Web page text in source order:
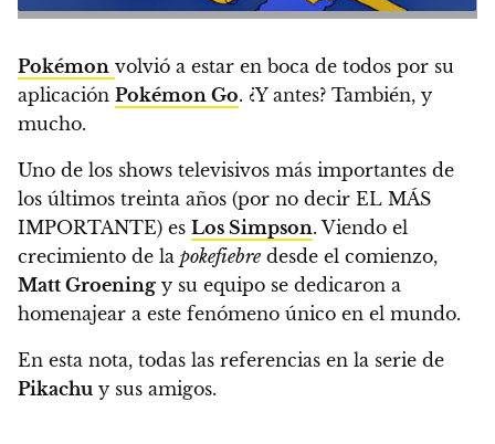
Pokémon volvió a estar en boca de todos por su
aplicación Pokémon Go. ¿Y antes? También, y
mucho.
Uno de los shows televisivos más importantes de
los últimos treinta años (por no decir EL MÁS
IMPORTANTE) es Los Simpson. Viendo el
crecimiento de la pokefiebre desde el comienzo,
Matt Groening y su equipo se dedicaron a
homenajear a este fenómeno único en el mundo.
En esta nota, todas las referencias en la serie de
Pikachuy sus amigos.